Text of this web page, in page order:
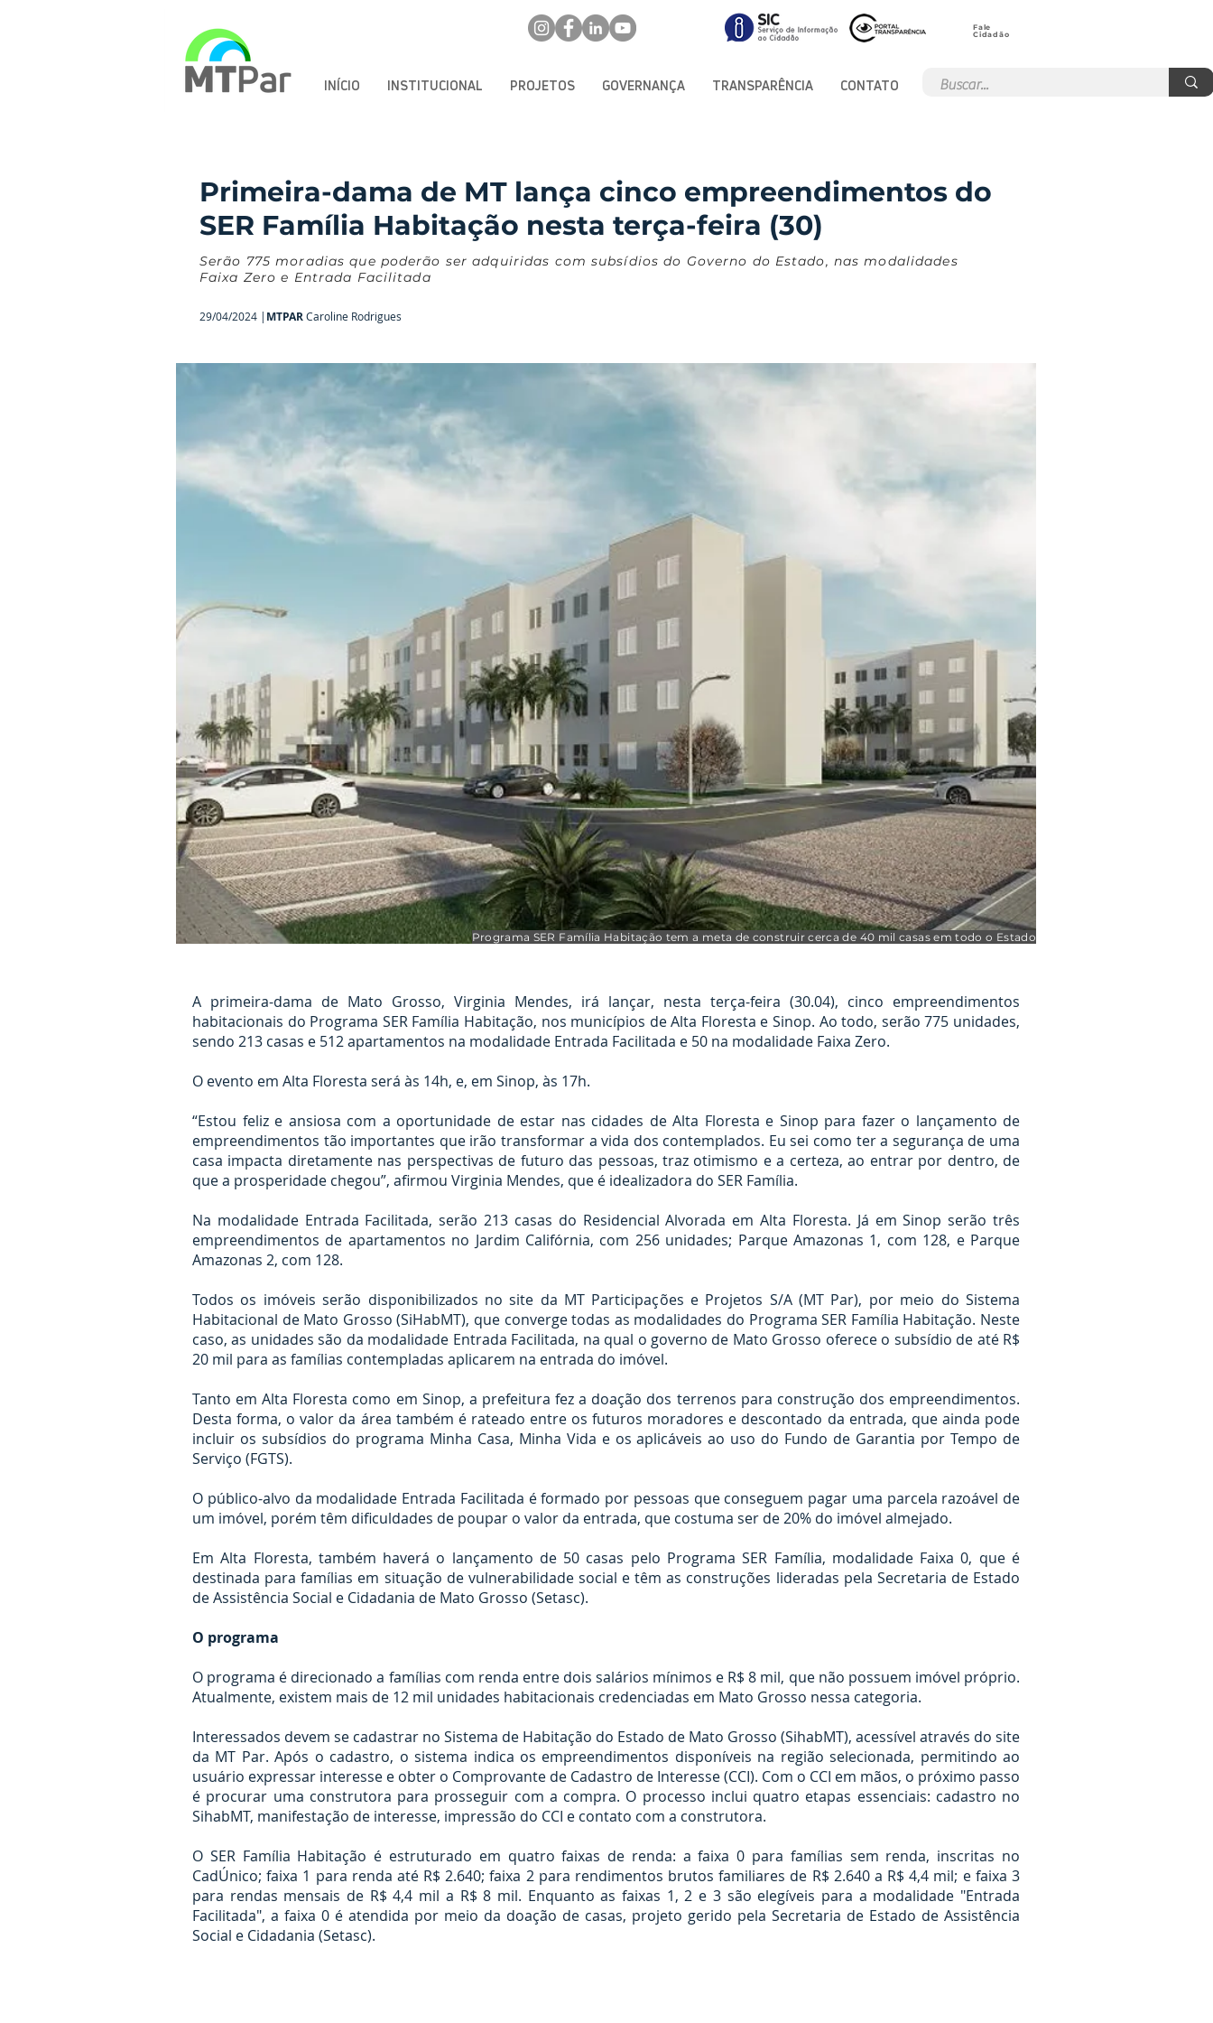
INÍCIO INSTITUCIONAL PROJETOS GOVERNANÇA TRANSPARÊNCIA CONTATO
Fale
Cidadão
Serão 775 moradias que poderão ser adquiridas com subsídios do Governo do Estado, nas modalidades
Faixa Zero e Entrada Facilitada
29/04/2024 | MTPARCaroline Rodrigues
Programa SER Família Habitação tem a meta de construir cerca de 40 mil casas em todo o Estado
A primeira-dama de Mato Grosso, Virginia Mendes, irá lançar, nesta terça-feira (30.04), cinco empreendimentos
habitacionais do Programa SER Família Habitação, nos municípios de Alta Floresta e Sinop. Ao todo, serão 775 unidades,
sendo 213 casas e 512 apartamentos na modalidade Entrada Facilitada e 50 na modalidade Faixa Zero.
O evento em Alta Floresta será às 14h, e, em Sinop, às 17h.
“Estou feliz e ansiosa com a oportunidade de estar nas cidades de Alta Floresta e Sinop para fazer o lançamento de
empreendimentos tão importantes que irão transformar a vida dos contemplados. Eu sei como ter a segurança de uma
casa impacta diretamente nas perspectivas de futuro das pessoas, traz otimismo e a certeza, ao entrar por dentro, de
que a prosperidade chegou”, afirmou Virginia Mendes, que é idealizadora do SER Família.
Na modalidade Entrada Facilitada, serão 213 casas do Residencial Alvorada em Alta Floresta. Já em Sinop serão três
empreendimentos de apartamentos no Jardim Califórnia, com 256 unidades; Parque Amazonas 1, com 128, e Parque
Amazonas 2, com 128.
Todos os imóveis serão disponibilizados no site da MT Participações e Projetos S/A (MT Par), por meio do Sistema
Habitacional de Mato Grosso (SiHabMT), que converge todas as modalidades do Programa SER Família Habitação. Neste
caso, as unidades são da modalidade Entrada Facilitada, na qual o governo de Mato Grosso oferece o subsídio de até R$
20 mil para as famílias contempladas aplicarem na entrada do imóvel.
Tanto em Alta Floresta como em Sinop, a prefeitura fez a doação dos terrenos para construção dos empreendimentos.
Desta forma, o valor da área também é rateado entre os futuros moradores e descontado da entrada, que ainda pode
incluir os subsídios do programa Minha Casa, Minha Vida e os aplicáveis ao uso do Fundo de Garantia por Tempo de
Serviço (FGTS).
O público-alvo da modalidade Entrada Facilitada é formado por pessoas que conseguem pagar uma parcela razoável de
um imóvel, porém têm dificuldades de poupar o valor da entrada, que costuma ser de 20% do imóvel almejado.
Em Alta Floresta, também haverá o lançamento de 50 casas pelo Programa SER Família, modalidade Faixa 0, que é
destinada para famílias em situação de vulnerabilidade social e têm as construções lideradas pela Secretaria de Estado
de Assistência Social e Cidadania de Mato Grosso (Setasc).
O programa
O programa é direcionado a famílias com renda entre dois salários mínimos e R$ 8 mil, que não possuem imóvel próprio.
Atualmente, existem mais de 12 mil unidades habitacionais credenciadas em Mato Grosso nessa categoria.
Interessados devem se cadastrar no Sistema de Habitação do Estado de Mato Grosso (SihabMT), acessível através do site
da MT Par. Após o cadastro, o sistema indica os empreendimentos disponíveis na região selecionada, permitindo ao
usuário expressar interesse e obter o Comprovante de Cadastro de Interesse (CCI). Com o CCI em mãos, o próximo passo
é procurar uma construtora para prosseguir com a compra. O processo inclui quatro etapas essenciais: cadastro no
SihabMT, manifestação de interesse, impressão do CCI e contato com a construtora.
O SER Família Habitação é estruturado em quatro faixas de renda: a faixa 0 para famílias sem renda, inscritas no
CadÚnico; faixa 1 para renda até R$ 2.640; faixa 2 para rendimentos brutos familiares de R$ 2.640 a R$ 4,4 mil; e faixa 3
para rendas mensais de R$ 4,4 mil a R$ 8 mil. Enquanto as faixas 1, 2 e 3 são elegíveis para a modalidade "Entrada
Facilitada", a faixa 0 é atendida por meio da doação de casas, projeto gerido pela Secretaria de Estado de Assistência
Social e Cidadania (Setasc).
Primeira-dama de MT lança cinco empreendimentos do
SER Família Habitação nesta terça-feira (30)